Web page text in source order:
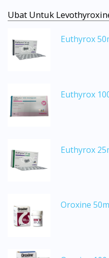
Ubat Untuk
Euthyrox
Euthyrox
Euthyrox
Oroxine